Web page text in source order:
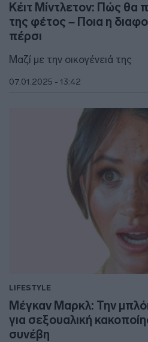
Κέιτ Μίντλετον: Πώς θα
της φέτος – Ποια η
πέρσι
Μαζί με την οικογένειά της
07.01.2025 - 13:42
LIFESTYLE
Μέγκαν Μαρκλ: Την
για σεξουαλική
συνέβη